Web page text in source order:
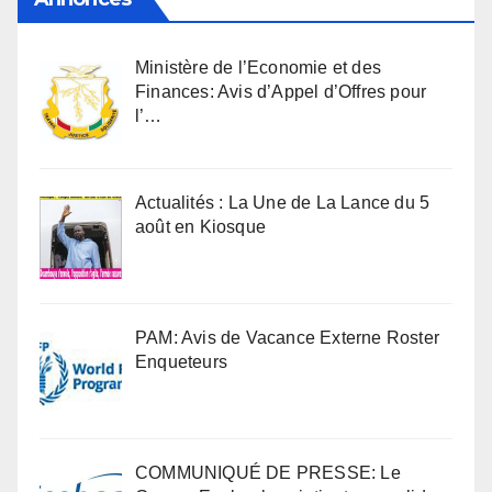
Ministère de l’Economie et des
Finances: Avis d’Appel d’Offres pour
l’…
Actualités : La Une de La Lance du 5
août en Kiosque
PAM: Avis de Vacance Externe Roster
Enqueteurs
COMMUNIQUÉ DE PRESSE: Le